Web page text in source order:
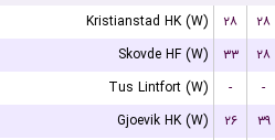
Kristianstad HK (W) ۲۸ ۲۸
Skovde HF (W)
۳۳ ۲۸
Tus Lintfort (W)
- -
Gjoevik HK (W)
۲۶ ۳۹